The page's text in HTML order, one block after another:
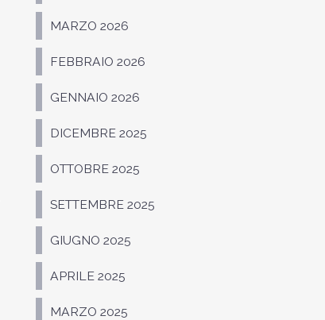
MARZO 2026
FEBBRAIO 2026
GENNAIO 2026
DICEMBRE 2025
OTTOBRE 2025
SETTEMBRE 2025
GIUGNO 2025
APRILE 2025
MARZO 2025